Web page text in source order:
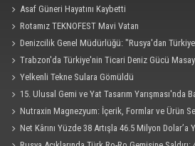
Asaf Güneri Hayatını Kaybetti
Rotamız TEKNOFEST Mavi Vatan
Denizcilik Genel Müdürlüğü: "Rusya'dan
Saldırısına Uğradı"
Trabzon'da Türkiye'nin Ticari Deniz Gücü
Yelkenli Tekne Sulara Gömüldü
15. Ulusal Gemi ve Yat Tasarım Yarışması'nda
Uzatıldı
Nutraxin Magnezyum: İçerik, Formlar ve Ürün
Net Kârını Yüzde 38 Artışla 46.5 Milyon Dolar’a